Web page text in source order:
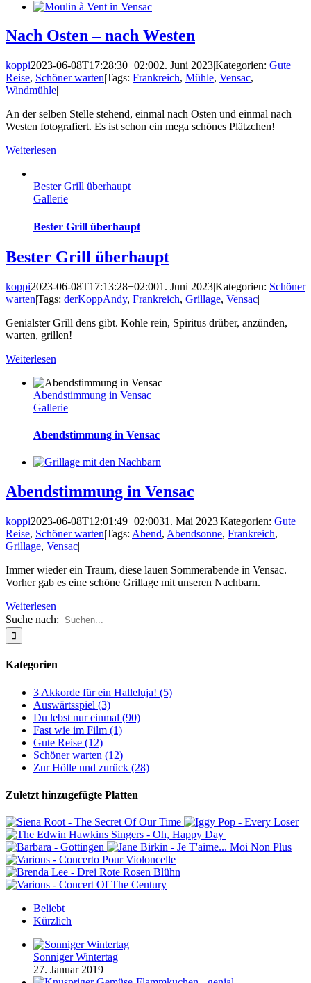
Nach Osten – nach Westen
koppi2023-06-08T17:28:30+02:002. Juni 2023|Kategorien: Gute
Reise, Schöner warten|Tags: Frankreich, Mühle, Vensac,
Windmühle|
An der selben Stelle stehend, einmal nach Osten und einmal nach
Westen fotografiert. Es ist schon ein mega schönes Plätzchen!
Weiterlesen
Bester Grill überhaupt
Gallerie
Bester Grill überhaupt
Bester Grill überhaupt
koppi2023-06-08T17:13:28+02:001. Juni 2023|Kategorien: Schöner
warten|Tags: derKoppAndy, Frankreich, Grillage, Vensac|
Genialster Grill dens gibt. Kohle rein, Spiritus drüber, anzünden,
warten, grillen!
Weiterlesen
Abendstimmung in Vensac
Gallerie
Abendstimmung in Vensac
Abendstimmung in Vensac
koppi2023-06-08T12:01:49+02:0031. Mai 2023|Kategorien: Gute
Reise, Schöner warten|Tags: Abend, Abendsonne, Frankreich,
Grillage, Vensac|
Immer wieder ein Traum, diese lauen Sommerabende in Vensac.
Vorher gab es eine schöne Grillage mit unseren Nachbarn.
Weiterlesen
Suche nach:
Kategorien
3 Akkorde für ein Halleluja! (5)
Auswärtsspiel (3)
Du lebst nur einmal (90)
Fast wie im Film (1)
Gute Reise (12)
Schöner warten (12)
Zur Hölle und zurück (28)
Zuletzt hinzugefügte Platten
Beliebt
Kürzlich
Sonniger Wintertag
27. Januar 2019